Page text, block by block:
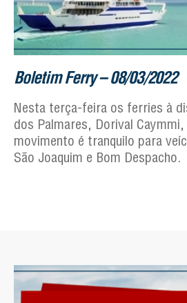
Boletim Ferry – 08/03/2022
Nesta terça-feira os ferries à
dos Palmares, Dorival
movimento é tranquilo para
São Joaquim e Bom Despacho.